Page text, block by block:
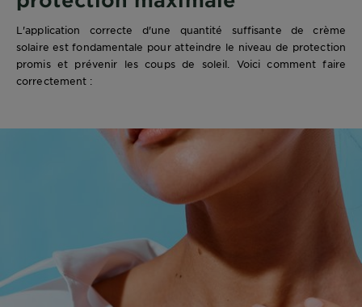
L'application correcte d'une quantité suffisante de crème
solaire est fondamentale pour atteindre le niveau de protection
promis et prévenir les coups de soleil. Voici comment faire
correctement :